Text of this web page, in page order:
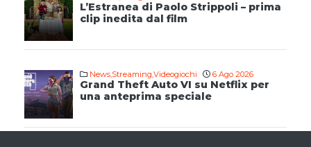
L’Estranea di Paolo Strippoli – prima
clip inedita dal film
News,Streaming,Videogiochi 6 Ago 2026
Grand Theft Auto VI su Netflix per
una anteprima speciale